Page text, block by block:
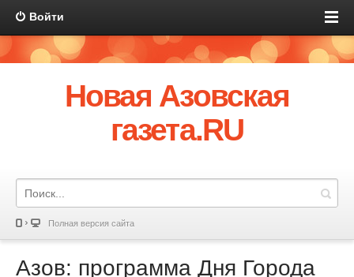
Войти
Новая Азовская
газета.RU
Полная версия сайта
Азов: программа Дня Города